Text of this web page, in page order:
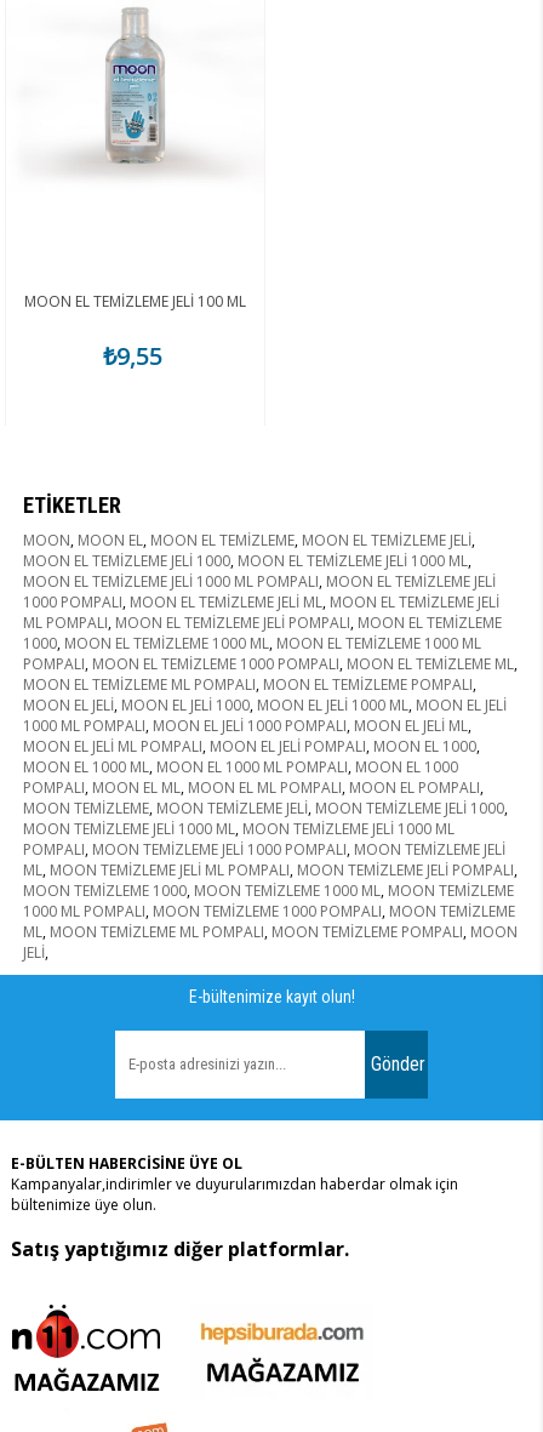
MOON EL TEMİZLEME JELİ 100 ML
₺9,55
ETIKETLER
MOON, MOON EL, MOON EL TEMİZLEME, MOON EL TEMİZLEME JELİ,
MOON EL TEMİZLEME JELİ 1000, MOON EL TEMİZLEME JELİ 1000 ML,
MOON EL TEMİZLEME JELİ 1000 ML POMPALI, MOON EL TEMİZLEME JELİ
1000 POMPALI, MOON EL TEMİZLEME JELİ ML, MOON EL TEMİZLEME JELİ
ML POMPALI, MOON EL TEMİZLEME JELİ POMPALI, MOON EL TEMİZLEME
1000, MOON EL TEMİZLEME 1000 ML, MOON EL TEMİZLEME 1000 ML
POMPALI, MOON EL TEMİZLEME 1000 POMPALI, MOON EL TEMİZLEME ML,
MOON EL TEMİZLEME ML POMPALI, MOON EL TEMİZLEME POMPALI,
MOON EL JELİ, MOON EL JELİ 1000, MOON EL JELİ 1000 ML, MOON EL JELİ
1000 ML POMPALI, MOON EL JELİ 1000 POMPALI, MOON EL JELİ ML,
MOON EL JELİ ML POMPALI, MOON EL JELİ POMPALI, MOON EL 1000,
MOON EL 1000 ML, MOON EL 1000 ML POMPALI, MOON EL 1000
POMPALI, MOON EL ML, MOON EL ML POMPALI, MOON EL POMPALI,
MOON TEMİZLEME, MOON TEMİZLEME JELİ, MOON TEMİZLEME JELİ 1000,
MOON TEMİZLEME JELİ 1000 ML, MOON TEMİZLEME JELİ 1000 ML
POMPALI, MOON TEMİZLEME JELİ 1000 POMPALI, MOON TEMİZLEME JELİ
ML, MOON TEMİZLEME JELİ ML POMPALI, MOON TEMİZLEME JELİ POMPALI,
MOON TEMİZLEME 1000, MOON TEMİZLEME 1000 ML, MOON TEMİZLEME
1000 ML POMPALI, MOON TEMİZLEME 1000 POMPALI, MOON TEMİZLEME
ML, MOON TEMİZLEME ML POMPALI, MOON TEMİZLEME POMPALI, MOON
JELİ,
E-bültenimize kayıt olun!
Gönder
E-BÜLTEN HABERCİSİNE ÜYE OL
Kampanyalar,indirimler ve duyurularımızdan haberdar olmak için
bültenimize üye olun.
Satış yaptığımız diğer platformlar.